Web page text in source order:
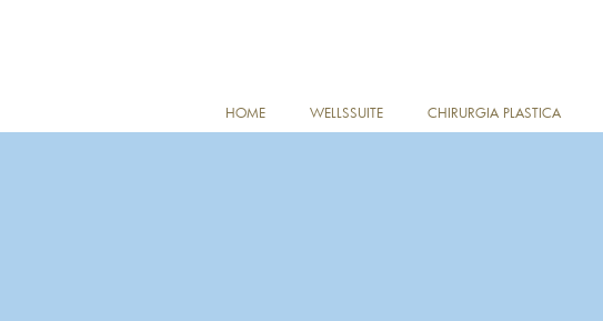
HOME WELLSSUITE CHIRURGIA PLASTICA